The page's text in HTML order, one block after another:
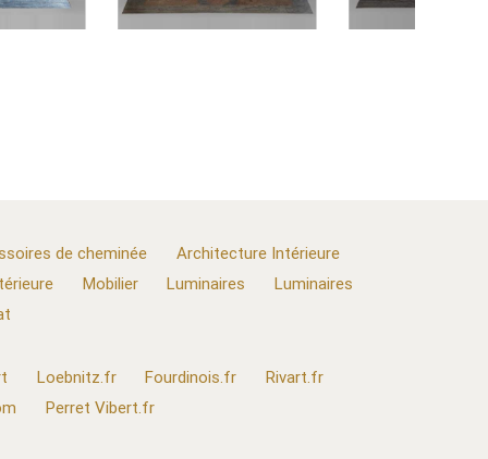
de cheminée
Architecture Intérieure
Mobilier Luminaires
Luminaires
Loebnitz.fr Fourdinois.fr
Rivart.fr
Perret Vibert.fr